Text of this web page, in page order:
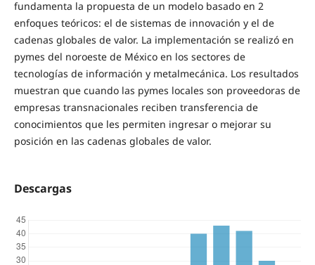
fundamenta la propuesta de un modelo basado en 2
enfoques teóricos: el de sistemas de innovación y el de
cadenas globales de valor. La implementación se realizó en
pymes del noroeste de México en los sectores de
tecnologías de información y metalmecánica. Los resultados
muestran que cuando las pymes locales son proveedoras de
empresas transnacionales reciben transferencia de
conocimientos que les permiten ingresar o mejorar su
posición en las cadenas globales de valor.
Descargas